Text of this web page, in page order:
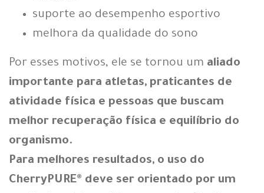
suporte ao desempenho esportivo
melhora da qualidade do sono
Por esses motivos, ele se tornou um aliado
importante para atletas, praticantes de
atividade física e pessoas que buscam
melhor recuperação física e equilíbrio do
organismo.
Para melhores resultados, o uso do
CherryPURE® deve ser orientado por um